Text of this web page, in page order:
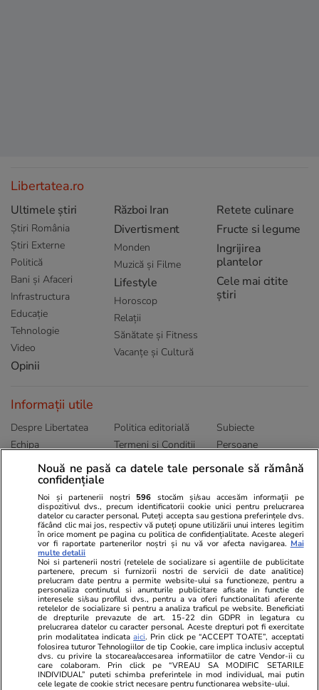
Libertatea.ro
Ultimele știri
Știri România
Știri Externe
Politică
Bani și Afaceri
Infrastructura
Educație
Tehnologie
Video
Opinii
Război Iran
Divertisment
Monden
Muzică și Filme
Lifestyle
Horoscop
Relații
Sănătate și Fitness
Vacanțe și Cultură
Retete culinare
Fructe si legume
Ingrijirea
plantelor
Cele mai citite
știri
Informații utile
Despre Libertatea
Echipa
Publicitate
Politica de
Politica editorială
Termeni și Conditii
Abonamente
Subiecte
Persoane
Sitemap
Ringier România
Libertatea pentru
Unica.ro
Program TV
Avantaje
ELLE
Gazeta Sporturilor
Stiri mondene
Calculator sarcina
Ajută Copiii
Locuri de muncă
Imobiliare.ro
Jobradar24
Imoradar24
Colecții Libertatea
Pariază responsabil! Decizia ONJN nr. 821/25.09.2025.
Jocurile de noroc sunt interzise minorilor.
Nouă ne pasă ca datele tale personale să rămână
confidențiale
Noi și partenerii noștri 596 stocăm și/sau accesăm informații pe
dispozitivul dvs., precum identificatorii cookie unici pentru prelucrarea
datelor cu caracter personal. Puteți accepta sau gestiona preferințele dvs.
făcând clic mai jos, respectiv vă puteți opune utilizării unui interes legitim
în orice moment pe pagina cu politica de confidențialitate. Aceste alegeri
vor fi raportate partenerilor noștri și nu vă vor afecta navigarea. Mai
multe detalii
Noi si partenerii nostri (retelele de socializare si agentiile de publicitate
partenere, precum si furnizorii nostri de servicii de date analitice)
prelucram date pentru a permite website-ului sa functioneze, pentru a
personaliza continutul si anunturile publicitare afisate in functie de
interesele si/sau profilul dvs., pentru a va oferi functionalitati aferente
retelelor de socializare si pentru a analiza traficul pe website. Beneficiati
de drepturile prevazute de art. 15-22 din GDPR in legatura cu
prelucrarea datelor cu caracter personal. Aceste drepturi pot fi exercitate
prin modalitatea indicataaici. Prin click pe “ACCEPT TOATE”, acceptati
folosirea tuturor Tehnologiilor de tip Cookie, care implica inclusiv acceptul
dvs. cu privire la stocarea/accesarea informatiilor de catre Vendor-ii cu
care colaboram. Prin click pe “VREAU SA MODIFIC SETARILE
INDIVIDUAL” puteti schimba preferintele in mod individual, mai putin
cele legate de cookie strict necesare pentru functionarea website-ului.